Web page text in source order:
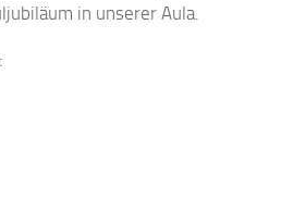
in unserer Aula.